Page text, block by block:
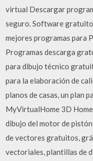
virtual Descargar
seguro. Software
mejores programas para
Programas descarga
para dibujo técnico
para la elaboración de
planos de casas, un plan
MyVirtualHome 3D
dibujo del motor de pistón
de vectores gratuitos,
vectoriales, plantillas de